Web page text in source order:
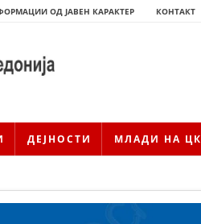
ОД ЈАВЕН КАРАКТЕР КОНТАКТ
ДЕЈНОСТИ МЛАДИ НА ЦК